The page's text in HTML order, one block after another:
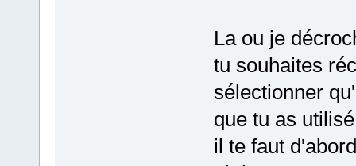
La ou je
tu souhaites
sélectionner
que tu as
il te faut